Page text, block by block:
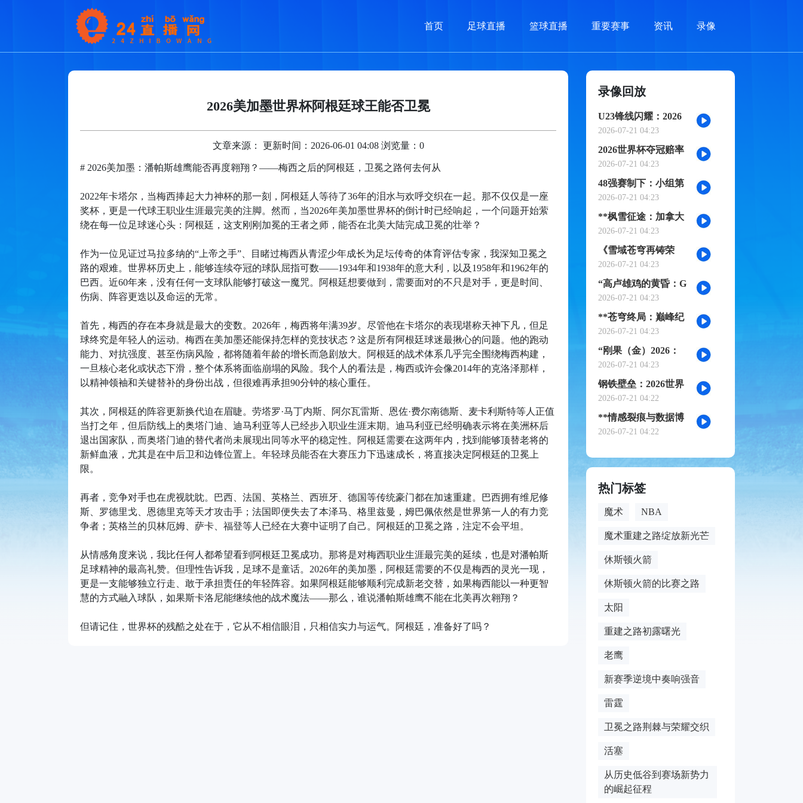
首页 足球直播 篮球直播 重要赛事 资讯 录像
2026美加墨世界杯阿根廷球王能否卫冕
文章来源： 更新时间：2026-06-01 04:08 浏览量：0
# 2026美加墨：潘帕斯雄鹰能否再度翱翔？——梅西之后的阿根廷，卫冕之路何去何从
2022年卡塔尔，当梅西捧起大力神杯的那一刻，阿根廷人等待了36年的泪水与欢呼交织在一起。那不仅仅是一座
奖杯，更是一代球王职业生涯最完美的注脚。然而，当2026年美加墨世界杯的倒计时已经响起，一个问题开始萦
绕在每一位足球迷心头：阿根廷，这支刚刚加冕的王者之师，能否在北美大陆完成卫冕的壮举？
作为一位见证过马拉多纳的“上帝之手”、目睹过梅西从青涩少年成长为足坛传奇的体育评估专家，我深知卫冕之
路的艰难。世界杯历史上，能够连续夺冠的球队屈指可数——1934年和1938年的意大利，以及1958年和1962年的
巴西。近60年来，没有任何一支球队能够打破这一魔咒。阿根廷想要做到，需要面对的不只是对手，更是时间、
伤病、阵容更迭以及命运的无常。
首先，梅西的存在本身就是最大的变数。2026年，梅西将年满39岁。尽管他在卡塔尔的表现堪称天神下凡，但足
球终究是年轻人的运动。梅西在美加墨还能保持怎样的竞技状态？这是所有阿根廷球迷最揪心的问题。他的跑动
能力、对抗强度、甚至伤病风险，都将随着年龄的增长而急剧放大。阿根廷的战术体系几乎完全围绕梅西构建，
一旦核心老化或状态下滑，整个体系将面临崩塌的风险。我个人的看法是，梅西或许会像2014年的克洛泽那样，
以精神领袖和关键替补的身份出战，但很难再承担90分钟的核心重任。
其次，阿根廷的阵容更新换代迫在眉睫。劳塔罗·马丁内斯、阿尔瓦雷斯、恩佐·费尔南德斯、麦卡利斯特等人正值
当打之年，但后防线上的奥塔门迪、迪马利亚等人已经步入职业生涯末期。迪马利亚已经明确表示将在美洲杯后
退出国家队，而奥塔门迪的替代者尚未展现出同等水平的稳定性。阿根廷需要在这两年内，找到能够顶替老将的
新鲜血液，尤其是在中后卫和边锋位置上。年轻球员能否在大赛压力下迅速成长，将直接决定阿根廷的卫冕上
限。
再者，竞争对手也在虎视眈眈。巴西、法国、英格兰、西班牙、德国等传统豪门都在加速重建。巴西拥有维尼修
斯、罗德里戈、恩德里克等天才攻击手；法国即便失去了本泽马、格里兹曼，姆巴佩依然是世界第一人的有力竞
争者；英格兰的贝林厄姆、萨卡、福登等人已经在大赛中证明了自己。阿根廷的卫冕之路，注定不会平坦。
从情感角度来说，我比任何人都希望看到阿根廷卫冕成功。那将是对梅西职业生涯最完美的延续，也是对潘帕斯
足球精神的最高礼赞。但理性告诉我，足球不是童话。2026年的美加墨，阿根廷需要的不仅是梅西的灵光一现，
更是一支能够独立行走、敢于承担责任的年轻阵容。如果阿根廷能够顺利完成新老交替，如果梅西能以一种更智
慧的方式融入球队，如果斯卡洛尼能继续他的战术魔法——那么，谁说潘帕斯雄鹰不能在北美再次翱翔？
但请记住，世界杯的残酷之处在于，它从不相信眼泪，只相信实力与运气。阿根廷，准备好了吗？
录像回放
U23锋线闪耀：2026
世界杯小组赛个人进
球全记录
2026-07-21 04:23
2026世界杯夺冠赔率
剧烈震荡：国际顶级
机构最新榜单出炉
2026-07-21 04:23
48强赛制下：小组第
三的出局线算法与晋
级门槛推演
2026-07-21 04:23
**枫雪征途：加拿大
足球的2026黎明之战
**
2026-07-21 04:23
《雪域苍穹再铸荣
光：阿根廷三冠史
诗》
2026-07-21 04:23
“高卢雄鸡的黄昏：G
组权力版图的重组与
裂变”
2026-07-21 04:23
**苍穹终局：巅峰纪
元·不灭之冠**
2026-07-21 04:23
“刚果（金）2026：
赤道雄狮再踏征途”
2026-07-21 04:23
钢铁壁垒：2026世界
杯小组赛防守体系的
极致博弈
2026-07-21 04:22
**情感裂痕与数据博
弈：2026世界杯舆论
2026-07-21 04:22
热门标签
魔术 NBA
魔术重建之路绽放新光芒
休斯顿火箭
休斯顿火箭的比赛之路
太阳
重建之路初露曙光
老鹰
新赛季逆境中奏响强音
雷霆
卫冕之路荆棘与荣耀交织
活塞
从历史低谷到赛场新势力
的崛起征程